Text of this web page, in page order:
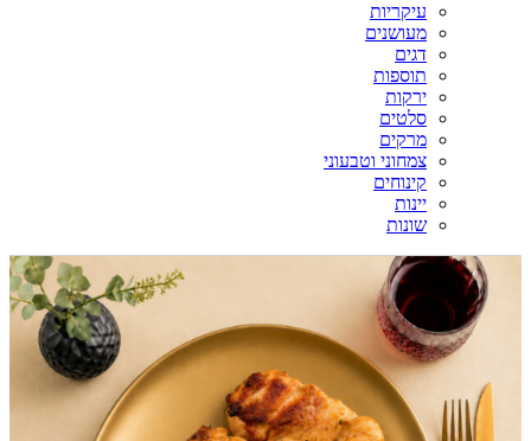
עיקריות
מעושנים
דגים
תוספות
ירקות
סלטים
מרקים
צמחוני וטבעוני
קינוחים
יינות
שונות